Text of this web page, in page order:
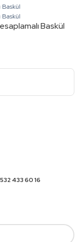
Baskül
433 60 16